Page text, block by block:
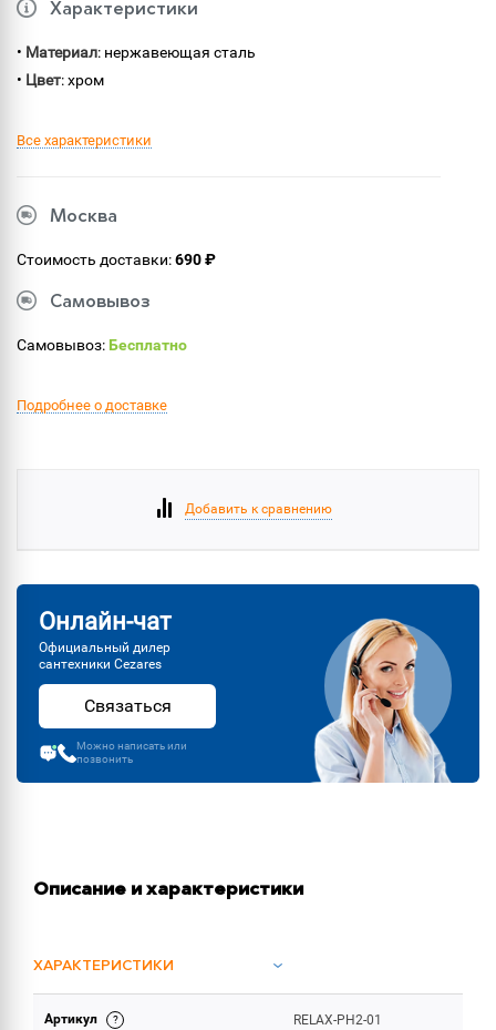
Характеристики
• Материал: нержавеющая сталь
• Цвет: хром
Все характеристики
Москва
Стоимость доставки:690 ₽
Самовывоз
Самовывоз:Бесплатно
Подробнее о доставке
Добавить к сравнению
Онлайн-чат
Официальный дилер
сантехники Cezares
Связаться
Можно написать или
позвонить
Описание и характеристики
ХАРАКТЕРИСТИКИ
ОБЪЕМ ПОСТАВКИ
Артикул RELAX-PH2-01